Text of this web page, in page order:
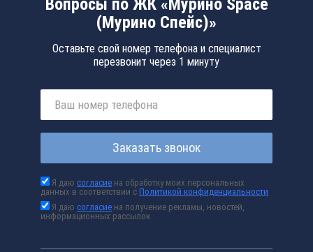
Вопросы по ЖК «Мурино Space
(Мурино Спейс)»
Оставьте свой номер телефона и специалист
перезвонит через 1 минуту
Заказать звонок
Я даюсогласие на обработку моих персональных
данных в соответствии сПолитикой конфиденциальности
Я даюсогласие на получение рекламы, новостей,
информационных рассылок